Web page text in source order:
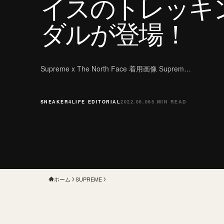
ダルが登場！
Supreme x The North Face 着用画像 Suprem…
SNEAKER4LIFE EDITORIAL2022.06.065 MIN READ
ホーム SUPREME